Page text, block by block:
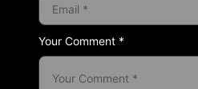
Your Comment *